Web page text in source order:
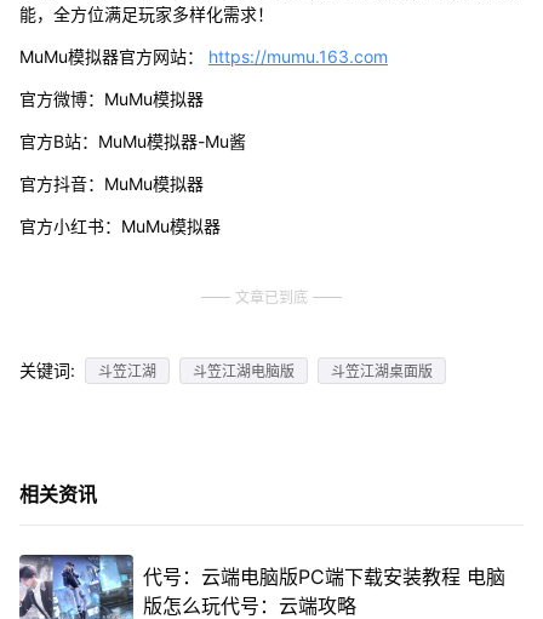
能，全方位满足玩家多样化需求！
MuMu模拟器官方网站： https://mumu.163.com
官方微博：MuMu模拟器
官方B站：MuMu模拟器-Mu酱
官方抖音：MuMu模拟器
官方小红书：MuMu模拟器
文章已到底
关键词: 斗笠江湖 斗笠江湖电脑版 斗笠江湖桌面版
相关资讯
代号：云端电脑版PC端下载安装教程 电脑
版怎么玩代号：云端攻略